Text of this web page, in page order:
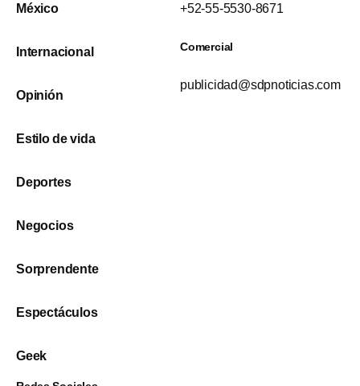
México
Internacional
Opinión
Estilo de vida
Deportes
Negocios
Sorprendente
Espectáculos
Geek
+52-55-5530-8671
Comercial
publicidad@sdpnoticias.com